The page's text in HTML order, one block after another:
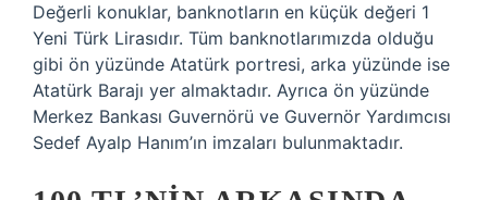
Değerli konuklar, banknotların en küçük değeri 1
Yeni Türk Lirasıdır. Tüm banknotlarımızda olduğu
gibi ön yüzünde Atatürk portresi, arka yüzünde ise
Atatürk Barajı yer almaktadır. Ayrıca ön yüzünde
Merkez Bankası Guvernörü ve Guvernör Yardımcısı
Sedef Ayalp Hanım’ın imzaları bulunmaktadır.